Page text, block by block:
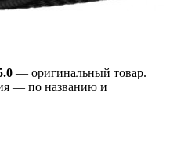
— оригинальный товар.
— по названию и